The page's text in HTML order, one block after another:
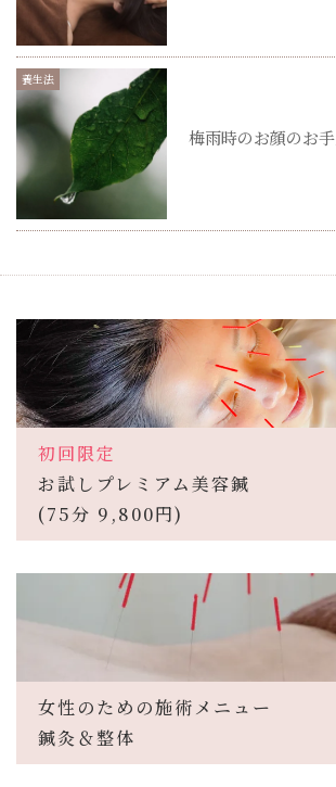
養生法
梅雨時のお顔のお
初回限定
お試しプレミアム美容鍼
(75分 9,800円)
女性のための施術メニュー
鍼灸＆整体